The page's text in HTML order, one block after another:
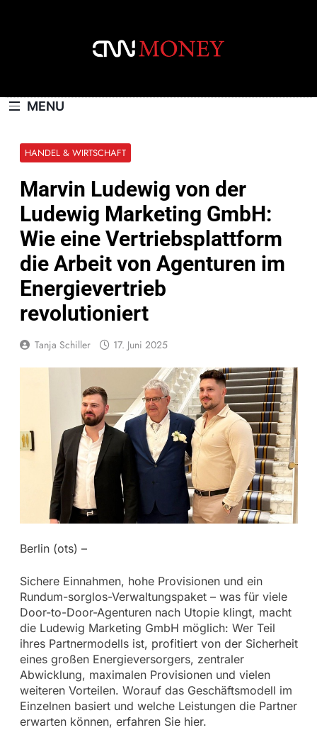
MENU
HANDEL & WIRTSCHAFT
Marvin Ludewig von der
Ludewig Marketing GmbH:
Wie eine Vertriebsplattform
die Arbeit von Agenturen im
Energievertrieb
revolutioniert
Tanja Schiller 17. Juni 2025
Berlin (ots) –
Sichere Einnahmen, hohe Provisionen und ein
Rundum-sorglos-Verwaltungspaket – was für viele
Door-to-Door-Agenturen nach Utopie klingt, macht
die Ludewig Marketing GmbH möglich: Wer Teil
ihres Partnermodells ist, profitiert von der Sicherheit
eines großen Energieversorgers, zentraler
Abwicklung, maximalen Provisionen und vielen
weiteren Vorteilen. Worauf das Geschäftsmodell im
Einzelnen basiert und welche Leistungen die Partner
erwarten können, erfahren Sie hier.